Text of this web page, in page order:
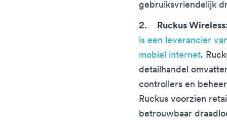
gebruiksvriendelijk
Ruckus
is een leverancier
mobiel internet.
detailhandel
controllers en
Ruckus voorzien
betrouwbaar